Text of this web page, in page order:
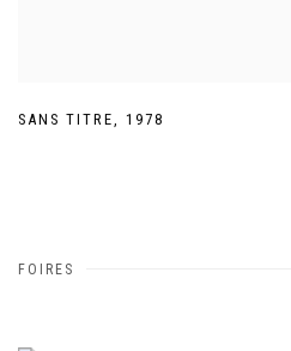
SANS TITRE ,1978
FOIRES